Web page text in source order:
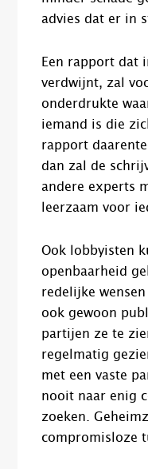
advies dat er in
Een rapport dat
verdwijnt, zal
onderdrukte
iemand is die
rapport
dan zal de
andere experts
leerzaam voor
Ook lobbyisten
openbaarheid
redelijke
ook gewoon
partijen ze te
regelmatig
met een vaste
nooit naar enig
zoeken.
compromisloze